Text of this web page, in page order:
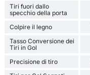
Tiri fuori dallo
specchio della porta
Colpire il legno
Tasso Conversione dei
Tiri in Gol
Precisione di tiro